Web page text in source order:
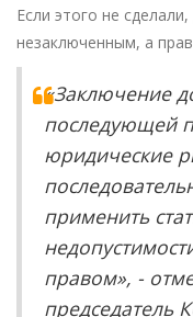
Если этого не
незаключенным, а
«Заключение
последующей
юридические
применить
правом», -
председатель